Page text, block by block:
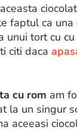
faptul ca
unui tort cu
citi daca
cu rom am
la un singur
aceeasi